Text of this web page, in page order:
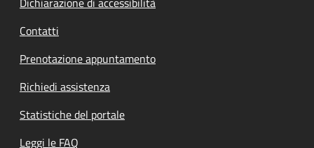
Contatti
Prenotazione appuntamento
Richiedi assistenza
Statistiche del portale
Leggi le FAQ